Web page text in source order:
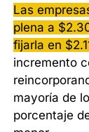
Las
plena a
fijarla en
incremento
mayoría de
porcentaje